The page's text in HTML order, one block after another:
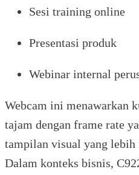
Sesi training online
Presentasi produk
Webinar internal
Webcam ini menawarkan
tajam dengan frame rate
tampilan visual yang lebih
Dalam konteks bisnis,